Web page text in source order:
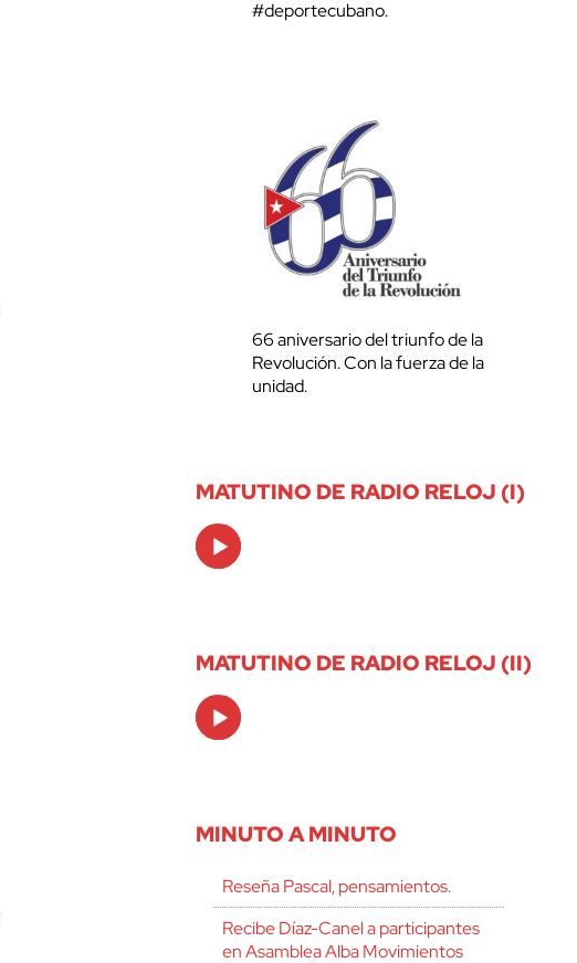
#deportecubano.
66 aniversario del triunfo de la
Revolución. Con la fuerza de la
unidad.
MATUTINO DE RADIO RELOJ (I)
Audio
Player
MATUTINO DE RADIO RELOJ (II)
Audio
Player
MINUTO A MINUTO
Reseña Pascal, pensamientos.
Recibe Díaz-Canel a participantes
en Asamblea Alba Movimientos